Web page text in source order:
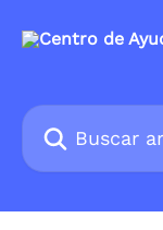
Buscar artículos...